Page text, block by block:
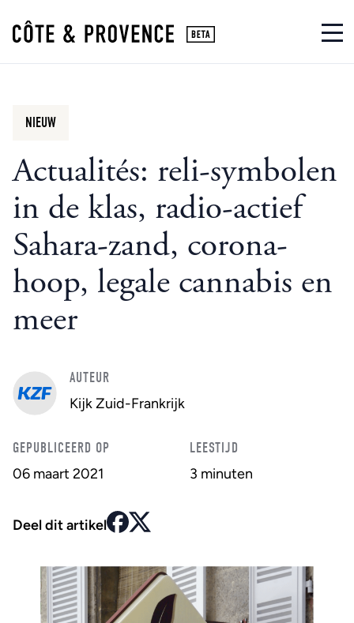
Actualités: reli-symbolen
in de klas, radio-actief
Sahara-zand, corona-
hoop, legale cannabis en
meer
NIEUW
AUTEUR
Kijk Zuid-Frankrijk
GEPUBLICEERD OP
06 maart 2021
LEESTIJD
3 minuten
Deel dit artikel